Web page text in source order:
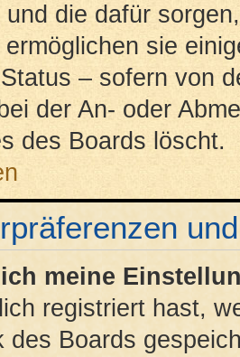
die dafür
sie
Status – sofern von
der An- oder
des Boards löscht.
meine
registriert hast,
des Boards